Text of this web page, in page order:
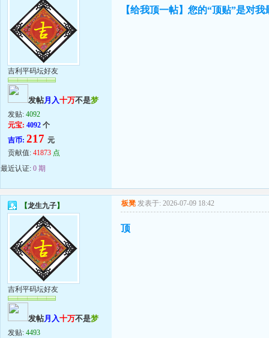
吉利平码坛好友
发帖月入十万不是梦
发贴: 4092
元宝: 4092 个
吉币: 217 元
贡献值: 41873 点
最近认证: 0 期
【给我顶一帖】您的“顶贴”是对
【龙生九子】
吉利平码坛好友
发帖月入十万不是梦
发贴: 4493
板凳 发表于: 2026-07-09 18:42
顶